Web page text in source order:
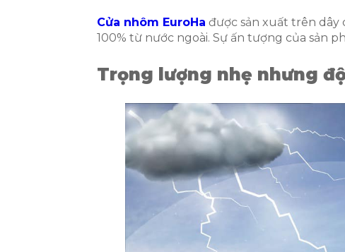
Cửa nhôm EuroHa được sản xuất trên dây
100% từ nước ngoài. Sự ấn tượng của sản
Trọng lượng nhẹ nhưng